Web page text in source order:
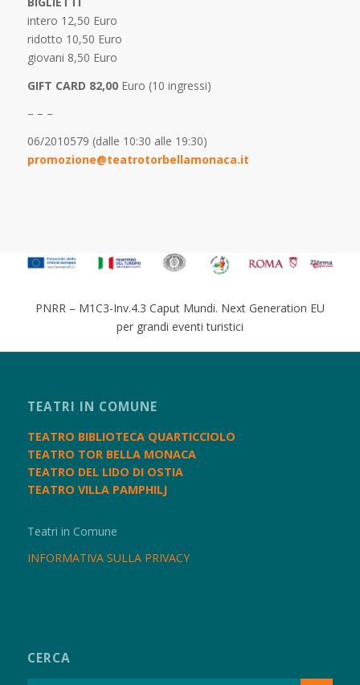
intero 12,50 Euro
ridotto 10,50 Euro
giovani 8,50 Euro
GIFT CARD 82,00Euro (10 ingressi)
– – –
06/2010579 (dalle 10:30 alle 19:30)
promozione@teatrotorbellamonaca.it
PNRR – M1C3-Inv.4.3 Caput Mundi. Next Generation EU
per grandi eventi turistici
TEATRI IN COMUNE
TEATRO BIBLIOTECA QUARTICCIOLO
TEATRO TOR BELLA MONACA
TEATRO DEL LIDO DI OSTIA
TEATRO VILLA PAMPHILJ
Teatri in Comune
INFORMATIVA SULLA PRIVACY
CERCA